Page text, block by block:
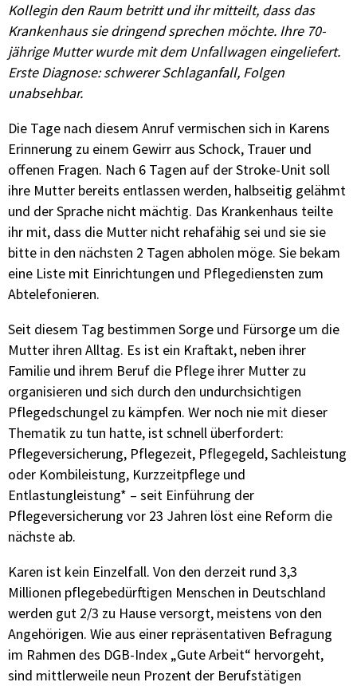
Kollegin den Raum betritt und ihr mitteilt, dass das
Krankenhaus sie dringend sprechen möchte. Ihre 70-
jährige Mutter wurde mit dem Unfallwagen eingeliefert.
Erste Diagnose: schwerer Schlaganfall, Folgen
unabsehbar.
Die Tage nach diesem Anruf vermischen sich in Karens
Erinnerung zu einem Gewirr aus Schock, Trauer und
offenen Fragen. Nach 6 Tagen auf der Stroke-Unit soll
ihre Mutter bereits entlassen werden, halbseitig gelähmt
und der Sprache nicht mächtig. Das Krankenhaus teilte
ihr mit, dass die Mutter nicht rehafähig sei und sie sie
bitte in den nächsten 2 Tagen abholen möge. Sie bekam
eine Liste mit Einrichtungen und Pflegediensten zum
Abtelefonieren.
Seit diesem Tag bestimmen Sorge und Fürsorge um die
Mutter ihren Alltag. Es ist ein Kraftakt, neben ihrer
Familie und ihrem Beruf die Pflege ihrer Mutter zu
organisieren und sich durch den undurchsichtigen
Pflegedschungel zu kämpfen. Wer noch nie mit dieser
Thematik zu tun hatte, ist schnell überfordert:
Pflegeversicherung, Pflegezeit, Pflegegeld, Sachleistung
oder Kombileistung, Kurzzeitpflege und
Entlastungleistung* – seit Einführung der
Pflegeversicherung vor 23 Jahren löst eine Reform die
nächste ab.
Karen ist kein Einzelfall. Von den derzeit rund 3,3
Millionen pflegebedürftigen Menschen in Deutschland
werden gut 2/3 zu Hause versorgt, meistens von den
Angehörigen. Wie aus einer repräsentativen Befragung
im Rahmen des DGB-Index „Gute Arbeit“ hervorgeht,
sind mittlerweile neun Prozent der Berufstätigen